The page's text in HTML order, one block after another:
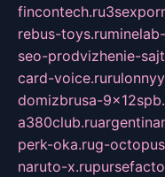
fincontech.ru
rebus-toys.ru
seo-prodvizhenie-
card-voice.ru
domizbrusa-
a380club.ru
perk-oka.rug-
naruto-x.ru